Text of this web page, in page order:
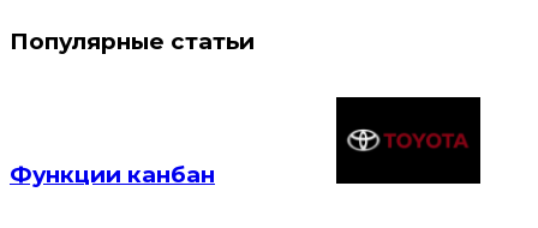
Популярные статьи
Функции канбан